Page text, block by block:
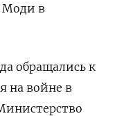
Моди в
обращались к
на войне в